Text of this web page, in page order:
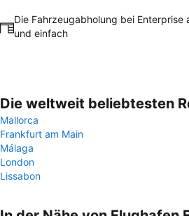
Die Fahrzeugabholung bei
und einfach
Die weltweit beliebtesten
Mallorca
Frankfurt am Main
Málaga
London
Lissabon